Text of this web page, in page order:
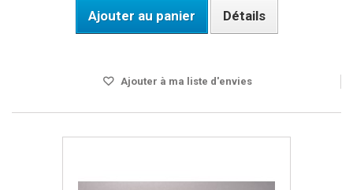
Ajouter au panier Détails
Ajouter à ma liste d'envies